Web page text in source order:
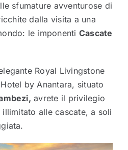
sfumature avventurose di
dalla visita a una
le imponenti Cascate
Royal Livingstone
by Anantara, situato
avrete il privilegio
alle cascate, a soli